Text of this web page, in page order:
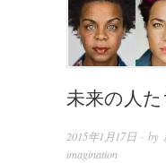
未来の人
2015年1月17日· by
imagination